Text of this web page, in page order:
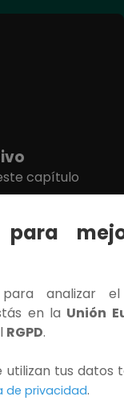
capítulo
para
para analizar
en la Unión
RGPD.
tus datos
de privacidad.